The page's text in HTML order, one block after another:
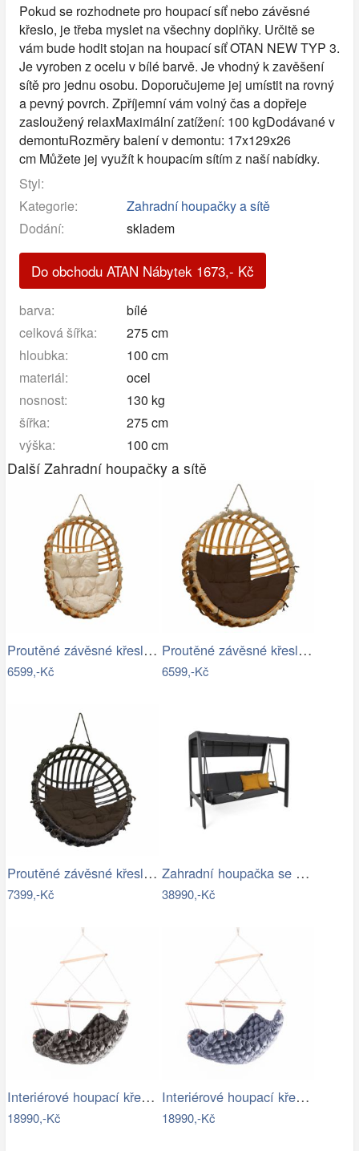
Pokud se rozhodnete pro houpací síť nebo závěsné
křeslo, je třeba myslet na všechny doplňky. Určitě se
vám bude hodit stojan na houpací síť OTAN NEW TYP 3.
Je vyroben z ocelu v bílé barvě. Je vhodný k zavěšení
sítě pro jednu osobu. Doporučujeme jej umístit na rovný
a pevný povrch. Zpříjemní vám volný čas a dopřeje
zasloužený relaxMaximální zatížení: 100 kgDodávané v
demontuRozměry balení v demontu: 17x129x26
cm Můžete jej využít k houpacím sítím z naší nabídky.
Styl:
Kategorie:
Zahradní houpačky a sítě
Dodání:
skladem
Do obchodu ATAN Nábytek 1673,- Kč
barva:
bílé
celková šířka:
275 cm
hloubka:
100 cm
materiál:
ocel
nosnost:
130 kg
šířka:
275 cm
výška:
100 cm
Další Zahradní houpačky a sítě
Proutěné závěsné křeslo Lena, přírodní…
6599,-Kč
Proutěné závěsné křeslo Elis, přírodní…
6599,-Kč
Proutěné závěsné křeslo Elis, hnědý rám…
7399,-Kč
Zahradní houpačka se stříškou GH434015
38990,-Kč
Interiérové houpací křeslo Swingy In…
18990,-Kč
Interiérové houpací křeslo Swingy In…
18990,-Kč